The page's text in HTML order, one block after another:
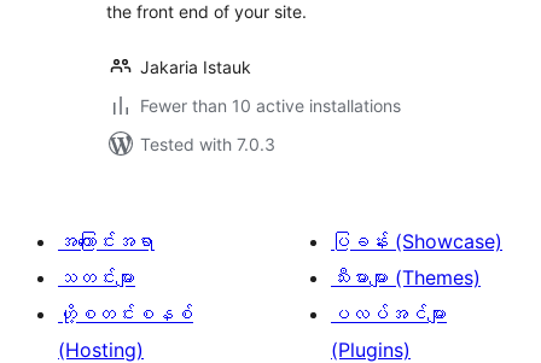
the front end of your site.
Jakaria Istauk
Fewer than 10 active installations
Tested with 7.0.3
အကြောင်းအရာ
သတင်းများ
ဟို့စတင်းစနစ်
(Hosting)
ပြခန်း (Showcase)
သီးမားများ (Themes)
ပလပ်အင်များ
(Plugins)